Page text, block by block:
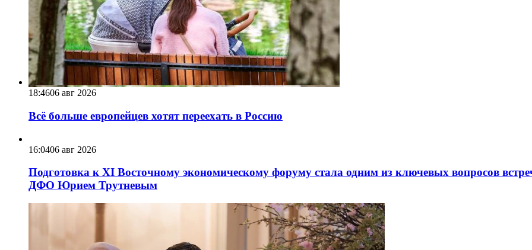
18:4606 авг 2026
Всё больше европейцев хотят переехать в Россию
16:0406 авг 2026
Подготовка к XI Восточному экономическому форуму стала одним из ключевых вопросов
ДФО Юрием Трутневым